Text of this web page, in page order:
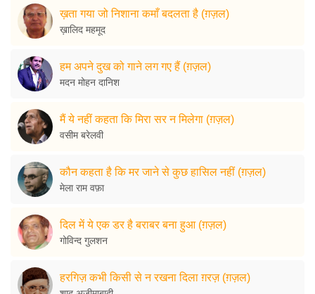
ख़ता गया जो निशाना कमाँ बदलता है (ग़ज़ल)
ख़ालिद महमूद
हम अपने दुख को गाने लग गए हैं (ग़ज़ल)
मदन मोहन दानिश
मैं ये नहीं कहता कि मिरा सर न मिलेगा (ग़ज़ल)
वसीम बरेलवी
कौन कहता है कि मर जाने से कुछ हासिल नहीं (ग़ज़ल)
मेला राम वफ़ा
दिल में ये एक डर है बराबर बना हुआ (ग़ज़ल)
गोविन्द गुलशन
हरगिज़ कभी किसी से न रखना दिला ग़रज़ (ग़ज़ल)